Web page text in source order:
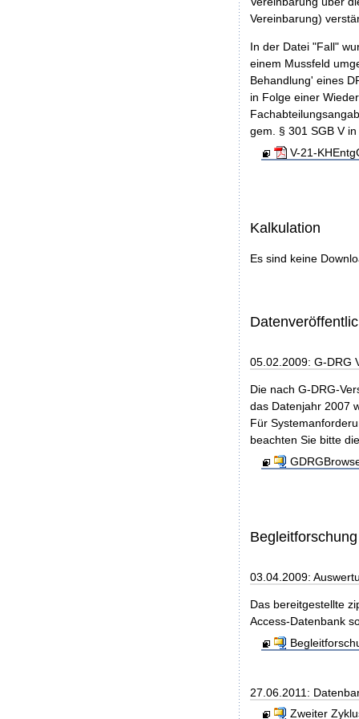
Vereinbarung)
In der Datei "Fall"
einem Mussfeld
Behandlung' eines
in Folge einer
gem. § 301 SGB V
V-21-
Kalkulation
Es sind keine
05.02.2009: G-DRG
Die nach G-DRG-
das Datenjahr 2007
Für
beachten Sie bitte
Begleitforschung
03.04.2009:
Das bereitgestellte
Access-Datenbank
27.06.2011:
Zweiter